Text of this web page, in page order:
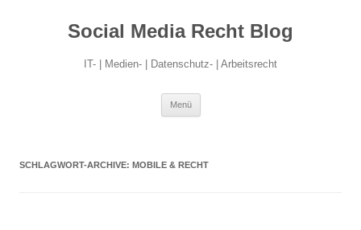
Social Media Recht Blog
IT- | Medien- | Datenschutz- | Arbeitsrecht
Menü
SCHLAGWORT-ARCHIVE: MOBILE & RECHT